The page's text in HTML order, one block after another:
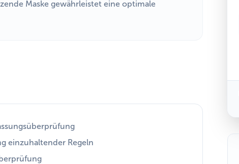
Maske gewährleistet eine optimale
einzuhaltender Regeln